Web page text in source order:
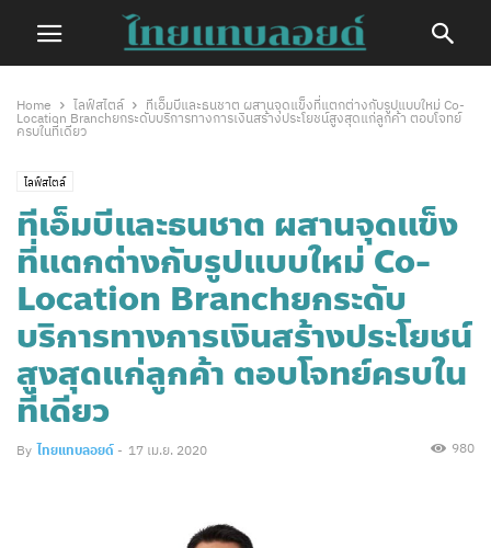
Home ไลฟ์สไตล์
ทีเอ็มบีและธนชาต ผสานจุดแข็งที่แตกต่างกับรูปแบบใหม่ Co-
Location Branchยกระดับบริการทางการเงินสร้างประโยชน์สูงสุดแก่ลูกค้า ตอบโจทย์
ครบในที่เดียว
ไลฟ์สไตล์
ทีเอ็มบีและธนชาต ผสานจุดแข็ง
ที่แตกต่างกับรูปแบบใหม่ Co-
Location Branchยกระดับ
บริการทางการเงินสร้างประโยชน์
สูงสุดแก่ลูกค้า ตอบโจทย์ครบใน
ที่เดียว
By ไทยแทบลอยด์ - 17 เม.ย. 2020 980